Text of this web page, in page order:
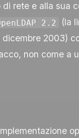
rete e alla sua
2.2
(la
dicembre 2003)
non come a